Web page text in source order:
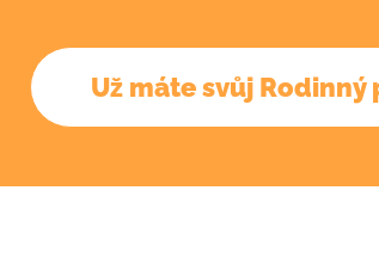
Už máte svůj Rodinný